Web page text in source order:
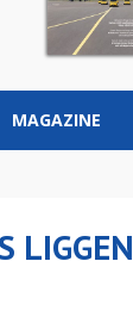
MAGAZINE
LIGGEN